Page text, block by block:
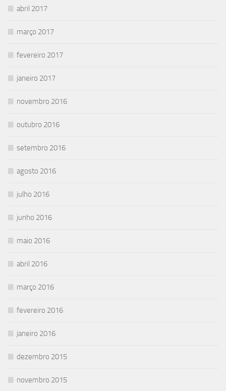
abril 2017
março 2017
fevereiro 2017
janeiro 2017
novembro 2016
outubro 2016
setembro 2016
agosto 2016
julho 2016
junho 2016
maio 2016
abril 2016
março 2016
fevereiro 2016
janeiro 2016
dezembro 2015
novembro 2015